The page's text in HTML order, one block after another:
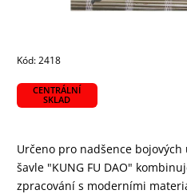
Kód:2418
CENTRÁLNÍ
SKLAD
Určeno pro nadšence
šavle "KUNG FU DAO"
zpracování s moderními